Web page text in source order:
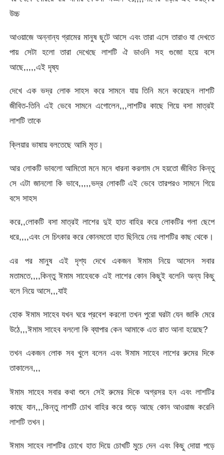
উচ্চ
আওয়াজে অন্নান্য গ্রামের মানুষ ছুটে আসে এবং তারা এসে তারাও যা দেখতে
পায় সেটা হলো তারা দেখেছে লাশটি ঐ ডাওনি সহ গুজো হয়ে বসে
আছে,,,,,এই দৃষ্য
দেখে এক ভদ্র লোক সাহস করে সামনে যায় তিনি মনে করেছেন লাশটি
জীবিত-তিনি এই ভেবে সামনে এগোলেন,,,লাশটির কাছে গিয়ে বসা মাত্রই
লাশটি তাকে
ক্লিয়ার ভাষায় বলতেছে আমি মৃত।
আর লোকটি ভাবলো আমিতো মনে মনে ধারনা করলাম সে হয়তো জীবিত কিন্তু
সে এটা জানলো কি ভাবে,,,,,ভদ্র লোকটি এই ভেবে তারপরও সামনে গিয়ে
বসে সাহস
করে,,লোকটি বসা মাত্রই লাশের দুই হাত বাহির করে লোকটির গলা ছেপে
ধরে,,,,এবং সে চিৎকার করে কোনমতো হাত ছিনিয়ে নেয় লাশটির কাছ থেকে।
এর পর মানুষ এই দৃশ্য দেখে একজন ঈমাম নিয়ে আসেন সবার
মতামতে,,,,কিন্তু ঈমাম সাহেবকে এই লাশের কোন কিছুই বলেনি অন্য কিছু
বলে নিয়ে আসে,,,যাই
হোক ঈমাম সাহেব যখন ঘরে প্রবেশ করলো তখন পুরো ঘরটা যেন জাকি মেরে
উঠে,,,ঈমাম সাহেব বললো কি ব্যাপার কেন আমাকে এত রাত আনা হয়েছে?
তখন একজন লোক সব খুলে বলেন এবং ঈমাম সাহেব লাশের রুমের দিকে
তাকালেন,,,
ঈমাম সাহেব সবার কথা শুনে সেই রুমের দিকে অগ্রসর হন এবং লাশটির
কাছে যান,,,কিন্তু লাশটি চোখ বাহির করে শুড়ে আছে কোন আওয়াজ করেনি
লাশটি তখন।
ঈমাম সাহেব লাশটির চোখে হাত দিয়ে চোখটি মুচে দেন এবং কিছু দোয়া পড়ে